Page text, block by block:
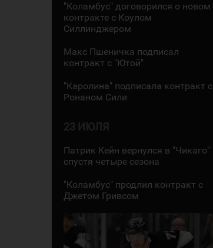
"Коламбус" договорился о новом
контракте с Коулом
Силлинджером
Макс Пшеничка подписал
контракт с "Ютой"
"Каролина" подписала контракт с
Ронаном Сили
23 ИЮЛЯ
Патрик Кейн вернулся в "Чикаго"
спустя четыре сезона
"Коламбус" продлил контракт с
Джетом Гривсом